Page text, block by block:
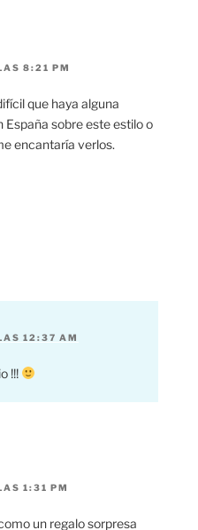
8:21 PM
que haya alguna
España sobre este estilo o
encantaría verlos.
12:37 AM
!!!
1:31 PM
un regalo sorpresa